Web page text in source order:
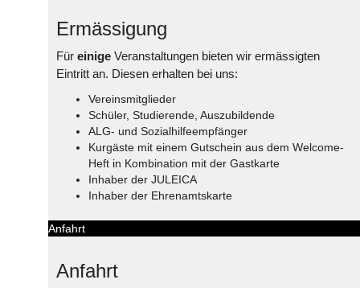
Ermässigung
Für einige Veranstaltungen bieten wir ermässigten
Eintritt an. Diesen erhalten bei uns:
Vereinsmitglieder
Schüler, Studierende, Auszubildende
ALG- und Sozialhilfeempfänger
Kurgäste mit einem Gutschein aus dem Welcome-
Heft in Kombination mit der Gastkarte
Inhaber der JULEICA
Inhaber der Ehrenamtskarte
Anfahrt
Anfahrt